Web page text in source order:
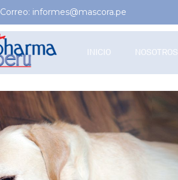
Correo: informes@mascora.pe
INICIO NOSOTROS